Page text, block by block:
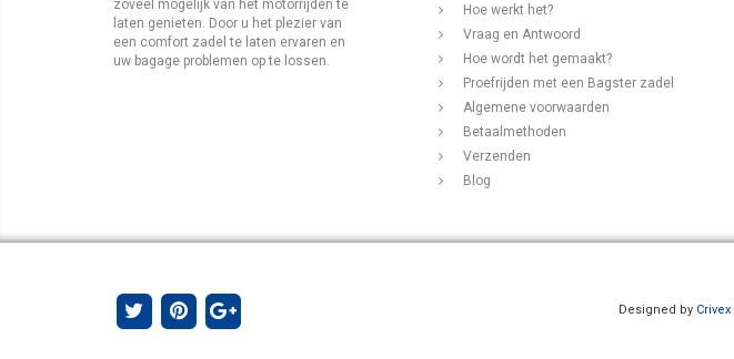
zoveel mogelijk van het motorrijden te
laten genieten. Door u het plezier van
een comfort zadel te laten ervaren en
uw bagage problemen op te lossen.
Hoe werkt het?
Vraag en Antwoord
Hoe wordt het gemaakt?
Proefrijden met een Bagster zadel
Algemene voorwaarden
Betaalmethoden
Verzenden
Blog
Designed by Crivex